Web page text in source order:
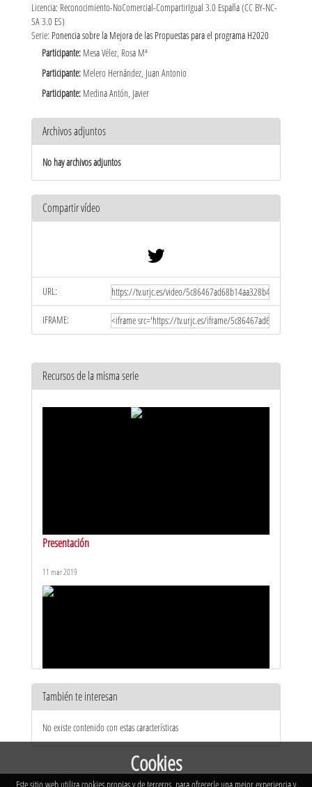
Licencia: Reconocimiento-NoComercial-CompartirIgual 3.0 España (CC BY-NC-
SA 3.0 ES)
Serie: Ponencia sobre la Mejora de las Propuestas para el programa H2020
Participante: Mesa Vélez, Rosa Mª
Participante: Melero Hernández, Juan Antonio
Participante: Medina Antón, Javier
Archivos adjuntos
No hay archivos adjuntos
Compartir vídeo
URL:
IFRAME:
Recursos de la misma serie
Presentación
11 mar 2019
Ponencia sobre la Mejora de Impacto de las Propuestas H2020
(Parte III)
También te interesan
No existe contenido con estas características
Cookies